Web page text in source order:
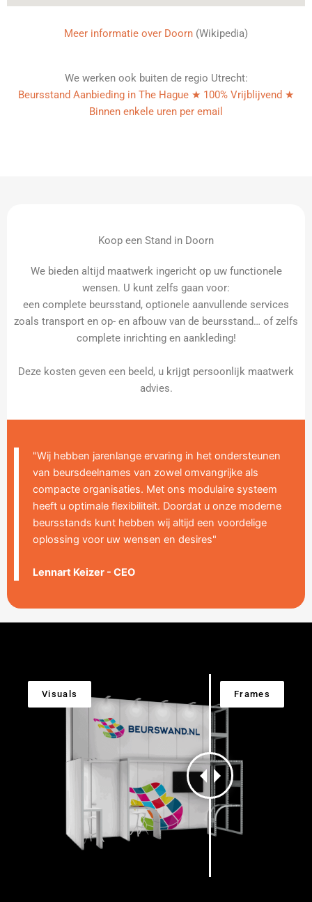
Meer informatie over Doorn (Wikipedia)
We werken ook buiten de regio Utrecht:
Beursstand Aanbieding in The Hague ★ 100% Vrijblijvend ★
Binnen enkele uren per email
Koop een Stand in Doorn
We bieden altijd maatwerk ingericht op uw functionele
wensen. U kunt zelfs gaan voor:
een complete beursstand, optionele aanvullende services
zoals transport en op- en afbouw van de beursstand… of zelfs
complete inrichting en aankleding!
Deze kosten geven een beeld, u krijgt persoonlijk maatwerk
advies.
"Wij hebben jarenlange ervaring in het ondersteunen
van beursdeelnames van zowel omvangrijke als
compacte organisaties. Met ons modulaire systeem
heeft u optimale flexibiliteit. Doordat u onze moderne
beursstands kunt hebben wij altijd een voordelige
oplossing voor uw wensen en desires"
Lennart Keizer - CEO